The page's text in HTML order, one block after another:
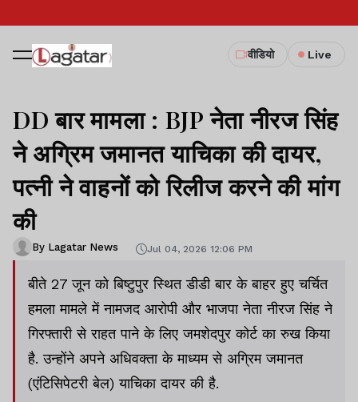
वीडियो Live
DD बार मामला : BJP नेता नीरज सिंह
ने अग्रिम जमानत याचिका की दायर,
पत्नी ने वाहनों को रिलीज करने की मांग
की
By Lagatar News Jul 04, 2026 12:06 PM
बीते 27 जून को बिष्टुपुर स्थित डीडी बार के बाहर हुए चर्चित
हमला मामले में नामजद आरोपी और भाजपा नेता नीरज सिंह ने
गिरफ्तारी से राहत पाने के लिए जमशेदपुर कोर्ट का रुख किया
है. उन्होंने अपने अधिवक्ता के माध्यम से अग्रिम जमानत
(एंटिसिपेटरी बेल) याचिका दायर की है.